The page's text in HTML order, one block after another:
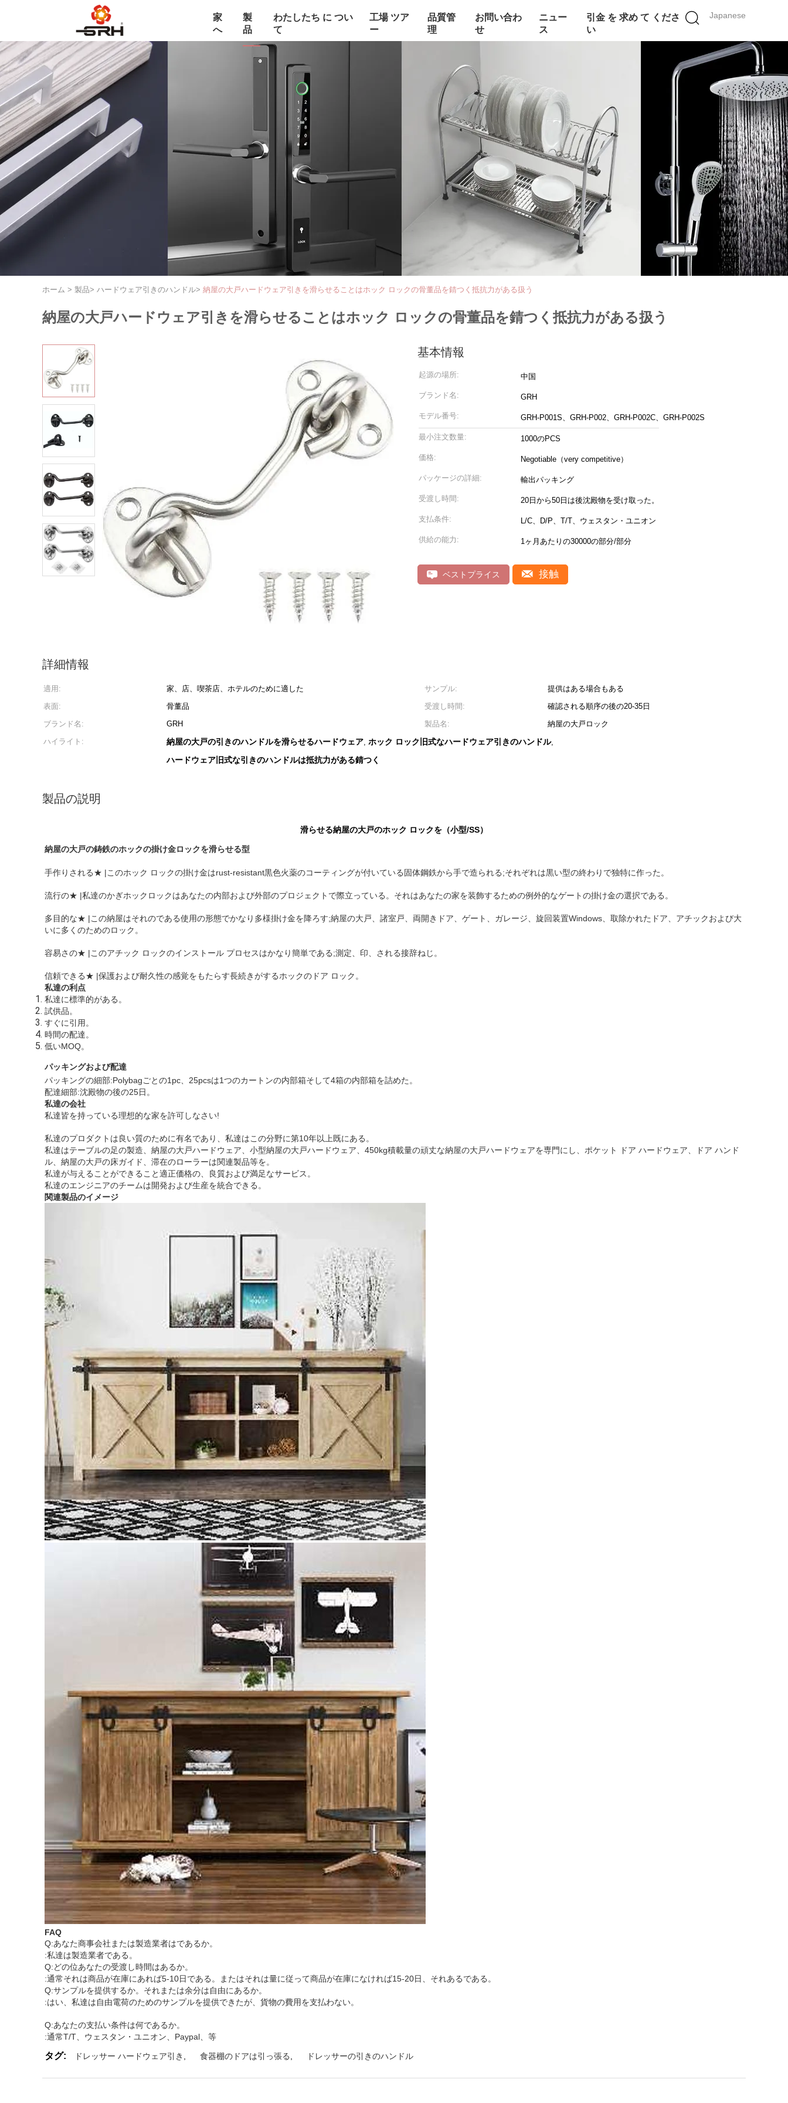
Japanese
家
へ
製
品
わたしたち に つい
て
工場 ツア
ー
品質管
理
お問い合わ
せ
ニュー
ス
引金 を 求め て くださ
い
ホーム > 製品> ハードウェア引きのハンドル> 納屋の大戸ハードウェア引きを滑らせることはホック ロックの骨董品を錆つく抵抗力がある扱う
納屋の大戸ハードウェア引きを滑らせることはホック ロックの骨董品を錆つく抵抗力がある扱う
基本情報
起源の場所: 中国
ブランド名: GRH
モデル番号: GRH-P001S、GRH-P002、GRH-P002C、GRH-P002S
最小注文数量: 1000のPCS
価格: Negotiable（very competitive）
パッケージの詳細: 輸出パッキング
受渡し時間: 20日から50日は後沈殿物を受け取った。
支払条件: L/C、D/P、T/T、ウェスタン・ユニオン
供給の能力: 1ヶ月あたりの30000の部分/部分
ベストプライス 接触
詳細情報
適用: 家、店、喫茶店、ホテルのために適した サンプル:
提供はある場合もある
表面:
骨董品 受渡し時間:
確認される順序の後の20-35日
ブランド名:
GRH 製品名:
納屋の大戸ロック
ハイライト:
納屋の大戸の引きのハンドルを滑らせるハードウェア, ホック ロック旧式なハードウェア引きのハンドル,
ハードウェア旧式な引きのハンドルは抵抗力がある錆つく
製品の説明
滑らせる納屋の大戸のホック ロックを（小型/SS）
納屋の大戸の鋳鉄のホックの掛け金ロックを滑らせる型
手作りされる★ |このホック ロックの掛け金はrust-resistant黒色火薬のコーティングが付いている固体鋼鉄から手で造られる;それぞれは黒い型の終わりで独特に作った。
流行の★ |私達のかぎホックロックはあなたの内部および外部のプロジェクトで際立っている。それはあなたの家を装飾するための例外的なゲートの掛け金の選択である。
多目的な★ |この納屋はそれのである使用の形態でかなり多様掛け金を降ろす;納屋の大戸、諸室戸、両開きドア、ゲート、ガレージ、旋回装置Windows、取除かれたドア、アチックおよび大
いに多くのためのロック。
容易さの★ |このアチック ロックのインストール プロセスはかなり簡単である;測定、印、される接辞ねじ。
信頼できる★ |保護および耐久性の感覚をもたらす長続きがするホックのドア ロック。
私達の利点
私達に標準的がある。
試供品。
すぐに引用。
時間の配達。
低いMOQ。
パッキングおよび配達
パッキングの細部:Polybagごとの1pc、25pcsは1つのカートンの内部箱そして4箱の内部箱を詰めた。
配達細部:沈殿物の後の25日。
私達の会社
私達皆を持っている理想的な家を許可しなさい!
私達のプロダクトは良い質のために有名であり、私達はこの分野に第10年以上既にある。
私達はテーブルの足の製造、納屋の大戸ハードウェア、小型納屋の大戸ハードウェア、450kg積載量の頑丈な納屋の大戸ハードウェアを専門にし、ポケット ドア ハードウェア、ドア ハンド
ル、納屋の大戸の床ガイド、滞在のローラーは関連製品等を。
私達が与えることができること適正価格の、良質および満足なサービス。
私達のエンジニアのチームは開発および生産を統合できる。
関連製品のイメージ
FAQ
Q:あなた商事会社または製造業者はであるか。
:私達は製造業者である。
Q:どの位あなたの受渡し時間はあるか。
:通常それは商品が在庫にあれば5-10日である。またはそれは量に従って商品が在庫になければ15-20日、それあるである。
Q:サンプルを提供するか。それまたは余分は自由にあるか。
:はい、私達は自由電荷のためのサンプルを提供できたが、貨物の費用を支払わない。
Q:あなたの支払い条件は何であるか。
:通常T/T、ウェスタン・ユニオン、Paypal、等
タグ: ドレッサー ハードウェア引き 食器棚のドアは引っ張る ドレッサーの引きのハンドル